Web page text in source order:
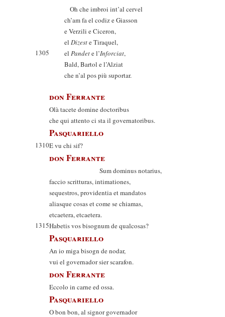
Oh che imbroi int’al cervel
ch’am fa el codiz e Giasson
e Verzili e Ciceron,
el Dizeste Tiraquel,
1305
el Pandete l’Inforciat,
Bald, Bartol e l’Alziat
che n’al pos più suportar.
don Ferrante
Olà tacete domine doctoribus
che qui attento ci sta il governatoribus.
Pasquariello
1310E vu chi sif?
don Ferrante
Sum dominus notarius,
faccio scritturas, intimationes,
sequestros, providentia et mandatos
aliasque cosas et come se chiamas,
etcaetera, etcaetera.
1315Habetis vos bisognum de qualcosas?
Pasquariello
An io miga bisogn de nodar,
vui el governador sier scarafon.
don Ferrante
Eccolo in carne ed ossa.
Pasquariello
O bon bon, al signor governador